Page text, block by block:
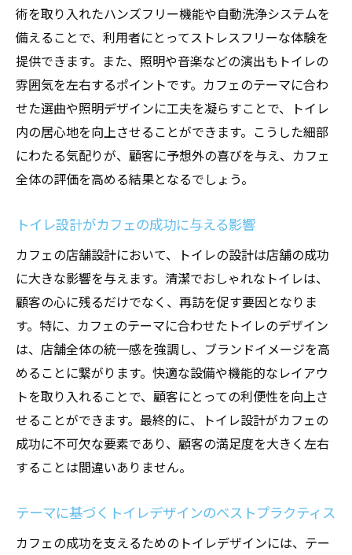
術を取り入れたハンズフリー機能や自動洗浄システムを
備えることで、利用者にとってストレスフリーな体験を
提供できます。また、照明や音楽などの演出もトイレの
雰囲気を左右するポイントです。カフェのテーマに合わ
せた選曲や照明デザインに工夫を凝らすことで、トイレ
内の居心地を向上させることができます。こうした細部
にわたる気配りが、顧客に予想外の喜びを与え、カフェ
全体の評価を高める結果となるでしょう。
トイレ設計がカフェの成功に与える影響
カフェの店舗設計において、トイレの設計は店舗の成功
に大きな影響を与えます。清潔でおしゃれなトイレは、
顧客の心に残るだけでなく、再訪を促す要因となりま
す。特に、カフェのテーマに合わせたトイレのデザイン
は、店舗全体の統一感を強調し、ブランドイメージを高
めることに繋がります。快適な設備や機能的なレイアウ
トを取り入れることで、顧客にとっての利便性を向上さ
せることができます。最終的に、トイレ設計がカフェの
成功に不可欠な要素であり、顧客の満足度を大きく左右
することは間違いありません。
テーマに基づくトイレデザインのベストプラクティス
カフェの成功を支えるためのトイレデザインには、テー